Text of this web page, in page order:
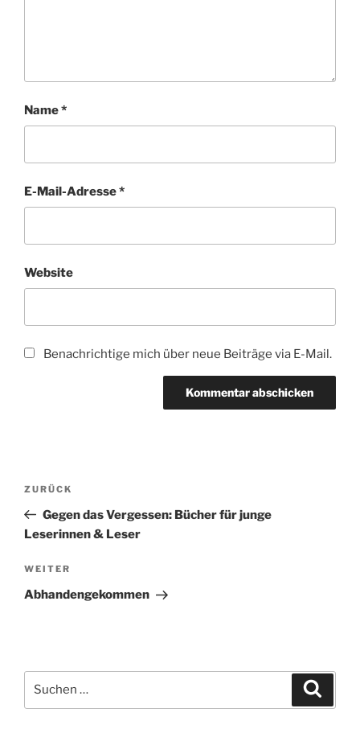
Name*
E-Mail-Adresse*
Website
Benachrichtige mich über neue Beiträge via E-Mail.
Beitragsnavigation
Vorheriger
Beitrag
ZURÜCK
Gegen das Vergessen: Bücher für junge
Leserinnen & Leser
Nächster
Beitrag
WEITER
Abhandengekommen
nach: